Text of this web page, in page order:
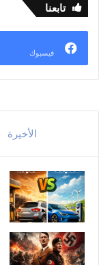
تابعنا
فيسبوك
الأخيرة